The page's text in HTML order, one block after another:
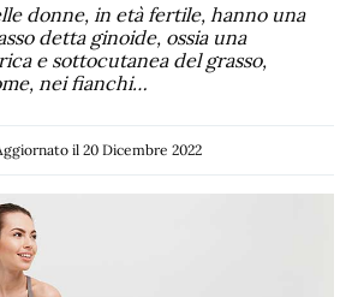
donne, in età fertile, hanno una
detta ginoide, ossia una
e sottocutanea del grasso,
nei fianchi…
il 20 Dicembre 2022